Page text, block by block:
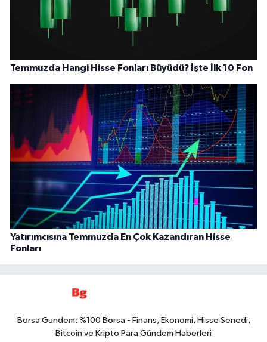
Temmuzda Hangi Hisse Fonları Büyüdü? İşte İlk 10 Fon
Yatırımcısına Temmuzda En Çok Kazandıran Hisse
Fonları
Borsa Gundem: %100 Borsa - Finans, Ekonomi, Hisse Senedi,
Bitcoin ve Kripto Para Gündem Haberleri